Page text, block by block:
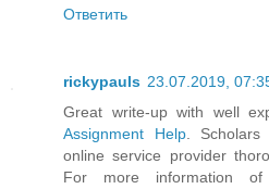
Ответить
rickypauls 23.07.2019,
Great write-up with well
Assignment Help.
online service provider
For more information